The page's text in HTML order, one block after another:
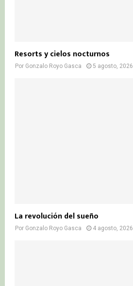
Resorts y cielos nocturnos
Por Gonzalo Royo Gasca 5 agosto, 2026
La revolución del sueño
Por Gonzalo Royo Gasca 4 agosto, 2026